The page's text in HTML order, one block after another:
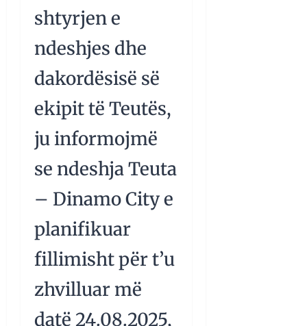
shtyrjen e
ndeshjes dhe
dakordësisë së
ekipit të Teutës,
ju informojmë
se ndeshja Teuta
– Dinamo City e
planifikuar
fillimisht për t’u
zhvilluar më
datë 24.08.2025,